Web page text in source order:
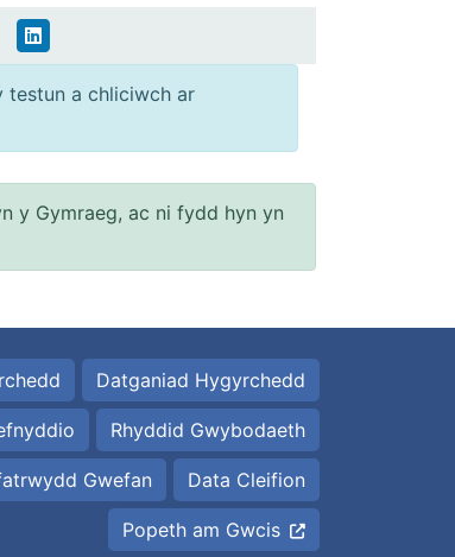
testun a chliciwch ar
y Gymraeg, ac ni fydd hyn yn
Datganiad Hygyrchedd
Rhyddid Gwybodaeth
Gwefan Data Cleifion
Popeth am Gwcis